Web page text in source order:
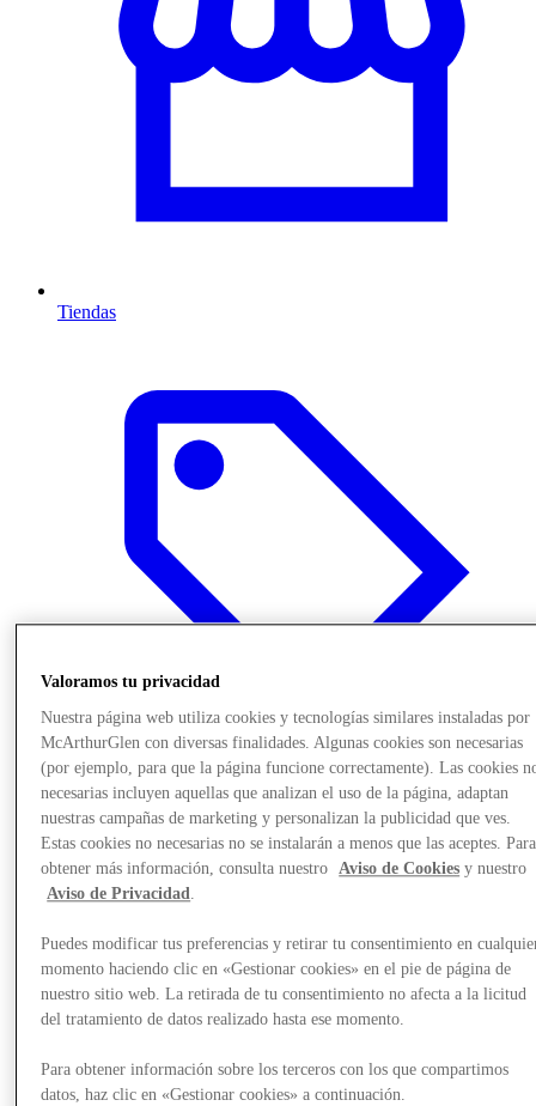
Tiendas
Valoramos tu privacidad
Nuestra página web utiliza cookies y tecnologías similares instaladas por
McArthurGlen con diversas finalidades. Algunas cookies son necesarias
(por ejemplo, para que la página funcione correctamente). Las cookies
necesarias incluyen aquellas que analizan el uso de la página, adaptan
nuestras campañas de marketing y personalizan la publicidad que ves.
Estas cookies no necesarias no se instalarán a menos que las aceptes. Para
obtener más información, consulta nuestro
Aviso de Cookies y nuestro
Aviso de Privacidad.
Puedes modificar tus preferencias y retirar tu consentimiento en
momento haciendo clic en «Gestionar cookies» en el pie de página de
nuestro sitio web. La retirada de tu consentimiento no afecta a la licitud
del tratamiento de datos realizado hasta ese momento.
Para obtener información sobre los terceros con los que compartimos
datos, haz clic en «Gestionar cookies» a continuación.